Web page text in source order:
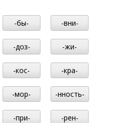
-бы- -вни-
-доз- -жи-
-кос- -кра-
-мор- -нность-
-при- -рен-